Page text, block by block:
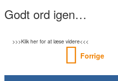
Godt ord igen…
>>>Klik her for at læse videre<<<
Forrige